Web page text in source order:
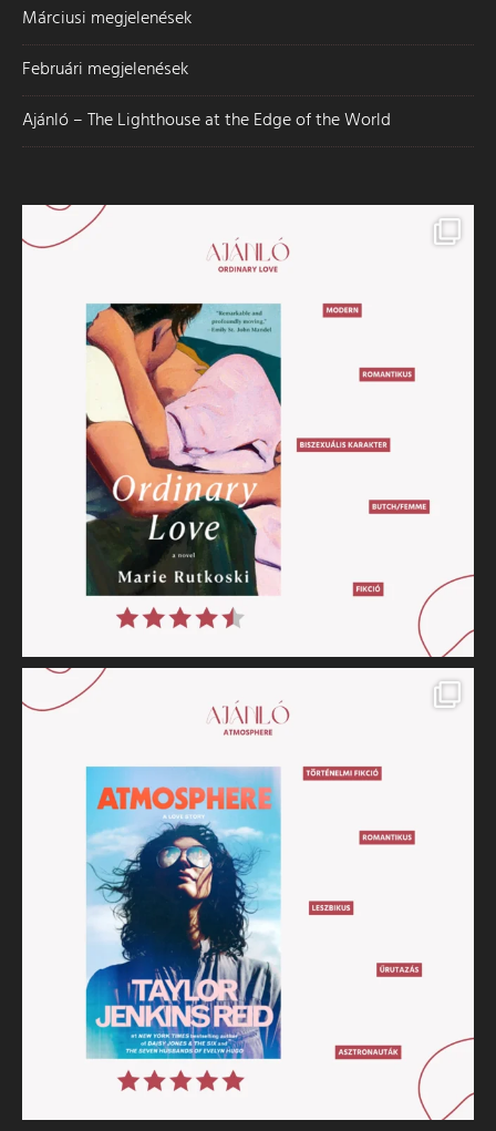
Márciusi megjelenések
Februári megjelenések
Ajánló – The Lighthouse at the Edge of the World